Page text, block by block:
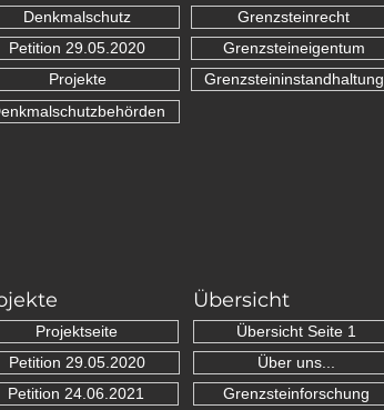
Denkmalschutz
Petition 29.05.2020
Projekte
Grenzsteinrecht
Grenzsteineigentum
Grenzsteininstandhaltung
Projektseite
Petition 29.05.2020
Petition 24.06.2021
Übersicht
Übersicht Seite 1
Über uns...
Grenzsteinforschung